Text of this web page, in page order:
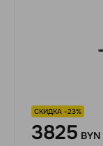
СКИДКА -23%
3825 BYN